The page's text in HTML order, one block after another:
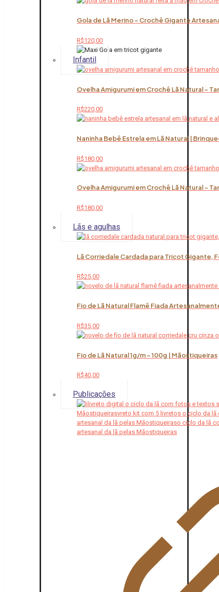
Gola de Lã Merino – Crochê Gigante
R$120,00
Infantil
Ovelha Amigurumi em Crochê Lã Natural –
R$220,00
Naninha Bebê Estrela em Lã Natural |
R$180,00
Ovelha Amigurumi em Crochê Lã Natural –
R$180,00
Lãs e agulhas
Lã Corriedale Cardada para Tricot Gigante,
R$25,00
Fio de Lã Natural Flamê Fiada
R$35,00
Fio de Lã Natural 1g/m – 100g | Mãostiqueiras
R$40,00
Publicações